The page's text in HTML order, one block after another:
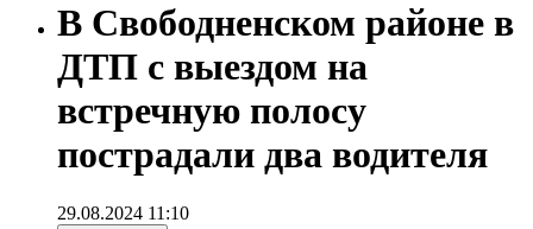
В Свободненском районе в
ДТП с выездом на
встречную полосу
пострадали два водителя
29.08.2024 11:10